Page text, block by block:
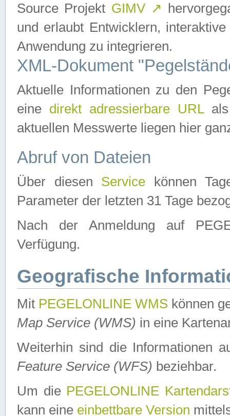
Source Projekt GIMV ↗
und erlaubt Entwicklern,
Anwendung zu integrieren.
XML-Dokument
Aktuelle Informationen zu den
eine direkt adressierbare URLals
aktuellen Messwerte liegen hier
Abruf von Dateien
Über diesen Service können
Parameter der letzten 31 Tage
Nach der Anmeldung auf
Verfügung.
Geografische
Mit PEGELONLINE WMS können
Map Service (WMS) in eine
Weiterhin sind die Informationen
Feature Service (WFS) beziehbar.
Um die PEGELONLINE
kann eine einbettbare Version